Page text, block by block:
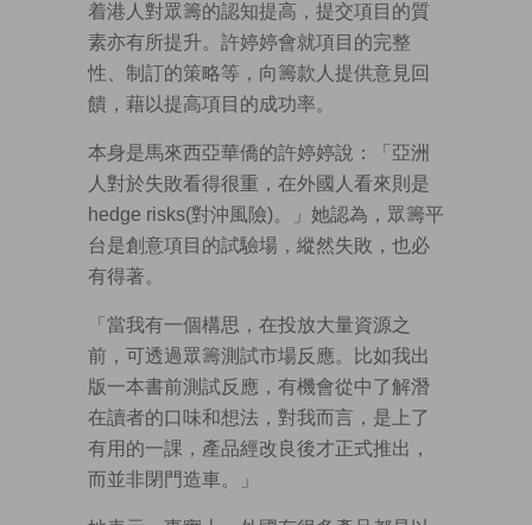
着港人對眾籌的認知提高，提交項目的質
素亦有所提升。許婷婷會就項目的完整
性、制訂的策略等，向籌款人提供意見回
饋，藉以提高項目的成功率。
本身是馬來西亞華僑的許婷婷說：「亞洲
人對於失敗看得很重，在外國人看來則是
hedge risks(對沖風險)。」她認為，眾籌平
台是創意項目的試驗場，縱然失敗，也必
有得著。
「當我有一個構思，在投放大量資源之
前，可透過眾籌測試市場反應。比如我出
版一本書前測試反應，有機會從中了解潛
在讀者的口味和想法，對我而言，是上了
有用的一課，產品經改良後才正式推出，
而並非閉門造車。」